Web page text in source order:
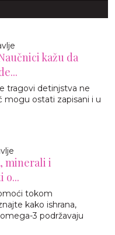
kažu da
tragovi detinjstva ne
mogu ostati zapisani i u
minerali i
o...
tokom
kako ishrana,
3 podržavaju